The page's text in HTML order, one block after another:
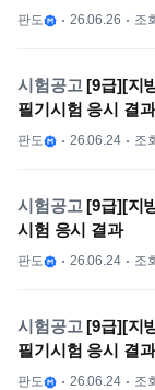
판도 26.06.26 조
시험공고 [9급][지
필기시험 응시 결과
판도 26.06.24 조
시험공고 [9급][지
시험 응시 결과
판도 26.06.24 조
시험공고 [9급][지
필기시험 응시 결과
판도 26.06.24 조